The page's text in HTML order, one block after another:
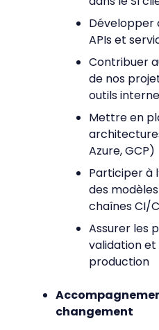
Développer
APIs et
Contribuer
de nos
outils
Mettre en
Azure, GCP)
Participer à
des
chaînes CI/
Assurer les
validation et
production
changement